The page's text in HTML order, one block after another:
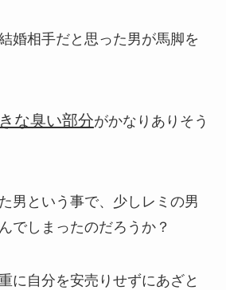
婚相手だと思った男が馬脚を
きな臭い部分がかなりありそう
男という事で、少しレミの男
でしまったのだろうか？
に自分を安売りせずにあざと